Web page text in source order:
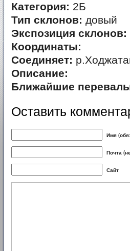
Категория: 2Б
Тип склонов: довый
Экспозиция склонов:
Координаты:
Соединяет:
Описание:
Ближайшие
Оставить
Имя
Почта
Сайт